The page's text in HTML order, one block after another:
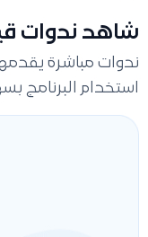
شاهد ندوات
ندوات مباشرة
استخدام البرنامج